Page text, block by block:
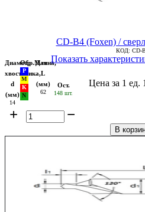
CD-B4 (Foxen) /
КОД: CD-
Диаметр
хвостовика,
d
(мм)
14
Обр.МатДлина,
L
(мм)
62
Показать
Ост.
148 шт.
Цена за 1 ед.
+ −
В